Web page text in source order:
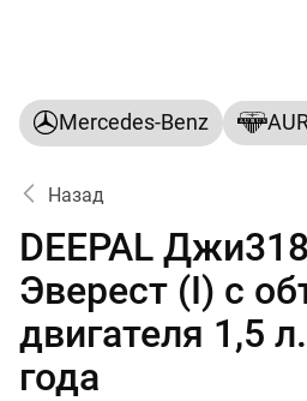
Mercedes-Benz
Назад
DEEPAL
Эверест (I) с
двигателя 1,5
года